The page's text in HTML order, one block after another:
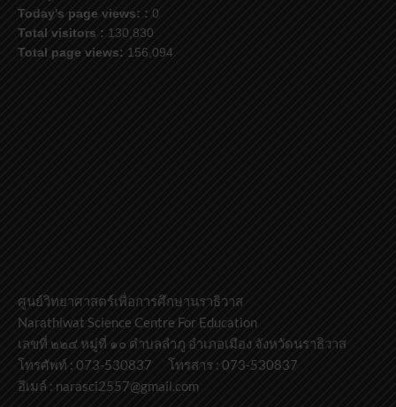
Today's page views: : 0
Total visitors : 130,830
Total page views: 156,094
ศูนย์วิทยาศาสตร์เพื่อการศึกษานราธิวาส
Narathiwat Science Centre For Education
เลขที่ ๒๒๔ หมู่ที่ ๑๐ ตำบลลำภู อำเภอเมือง จังหวัดนราธิวาส
โทรศัพท์ : 073-530837 โทรสาร : 073-530837
อีเมล์ : narasci2557@gmail.com